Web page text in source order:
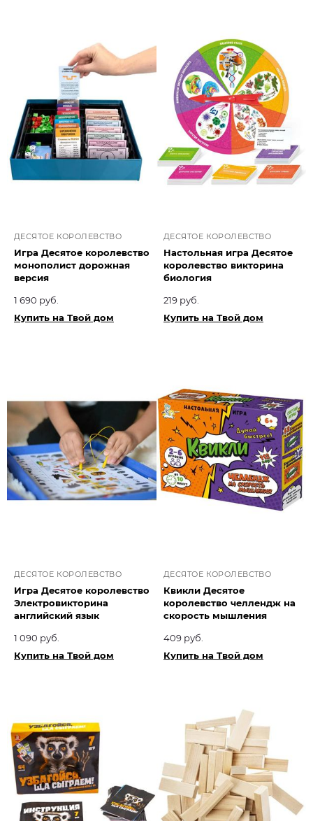
ДЕСЯТОЕ КОРОЛЕВСТВО
Игра Десятое королевство
монополист дорожная
версия
1 690 руб.
Купить на Твой дом
ДЕСЯТОЕ КОРОЛЕВСТВО
Настольная игра Десятое
королевство викторина
биология
219 руб.
Купить на Твой дом
ДЕСЯТОЕ КОРОЛЕВСТВО
Игра Десятое королевство
Электровикторина
английский язык
1 090 руб.
Купить на Твой дом
ДЕСЯТОЕ КОРОЛЕВСТВО
Квикли Десятое
королевство челлендж на
скорость мышления
409 руб.
Купить на Твой дом